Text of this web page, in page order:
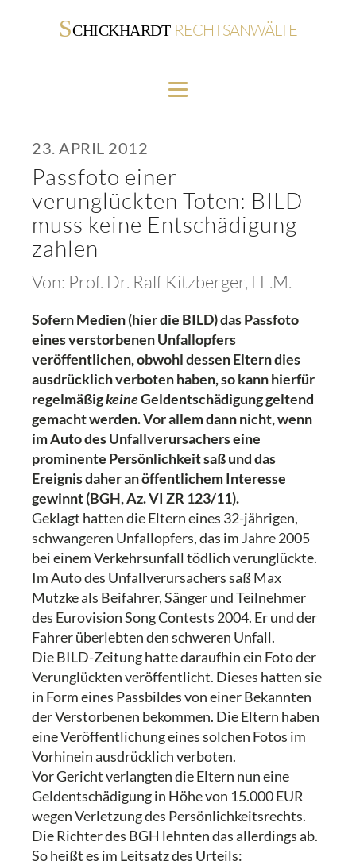
SCHICKHARDT RECHTSANWÄLTE
23. APRIL 2012
Passfoto einer
verunglückten Toten: BILD
muss keine Entschädigung
zahlen
Von: Prof. Dr. Ralf Kitzberger, LL.M.
Sofern Medien (hier die BILD) das Passfoto
eines verstorbenen Unfallopfers
veröffentlichen, obwohl dessen Eltern dies
ausdrücklich verboten haben, so kann hierfür
regelmäßigkeineGeldentschädigung geltend
gemacht werden. Vor allem dann nicht, wenn
im Auto des Unfallverursachers eine
prominente Persönlichkeit saß und das
Ereignis daher an öffentlichem Interesse
gewinnt (BGH, Az. VI ZR 123/11).
Geklagt hatten die Eltern eines 32-jährigen,
schwangeren Unfallopfers, das im Jahre 2005
bei einem Verkehrsunfall tödlich verunglückte.
Im Auto des Unfallverursachers saß Max
Mutzke als Beifahrer, Sänger und Teilnehmer
des Eurovision Song Contests 2004. Er und der
Fahrer überlebten den schweren Unfall.
Die BILD-Zeitung hatte daraufhin ein Foto der
Verunglückten veröffentlicht. Dieses hatten sie
in Form eines Passbildes von einer Bekannten
der Verstorbenen bekommen. Die Eltern haben
eine Veröffentlichung eines solchen Fotos im
Vorhinein ausdrücklich verboten.
Vor Gericht verlangten die Eltern nun eine
Geldentschädigung in Höhe von 15.000 EUR
wegen Verletzung des Persönlichkeitsrechts.
Die Richter des BGH lehnten das allerdings ab.
So heißt es im Leitsatz des Urteils: